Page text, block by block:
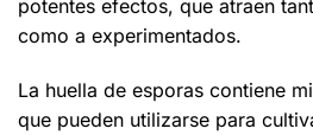
potentes efectos, que atraen
como a experimentados.
La huella de esporas contiene
que pueden utilizarse para